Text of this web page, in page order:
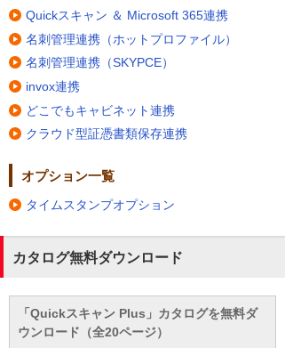
Quickスキャン ＆ Microsoft 365連携
名刺管理連携（ホットプロファイル）
名刺管理連携（SKYPCE）
invox連携
どこでもキャビネット連携
クラウド型証憑書類保存連携
オプション一覧
タイムスタンプオプション
カタログ無料ダウンロード
「Quickスキャン Plus」カタログを無料ダ
ウンロード（全20ページ）